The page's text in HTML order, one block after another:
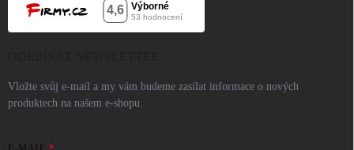
Vložte svůj e-mail a my vám budeme zasílat informace o nových
produktech na našem e-shopu.